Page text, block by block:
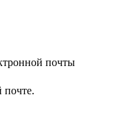
почты
почте.